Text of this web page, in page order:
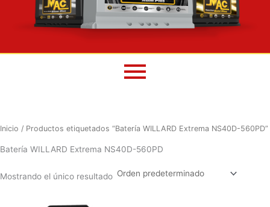
Inicio / Productos etiquetados “Batería WILLARD Extrema NS40D-560PD”
Batería WILLARD Extrema NS40D-560PD
Mostrando el único resultado